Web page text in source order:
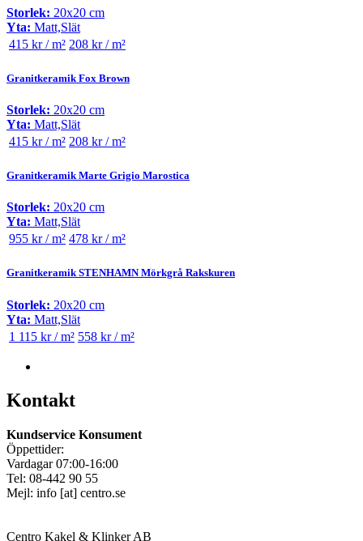
Storlek: 20x20 cm
Yta: Matt,Slät
415 kr / m² 208 kr / m²
Granitkeramik Fox Brown
Storlek: 20x20 cm
Yta: Matt,Slät
415 kr / m² 208 kr / m²
Granitkeramik Marte Grigio Marostica
Storlek: 20x20 cm
Yta: Matt,Slät
955 kr / m² 478 kr / m²
Granitkeramik STENHAMN Mörkgrå Rakskuren
Storlek: 20x20 cm
Yta: Matt,Slät
1 115 kr / m² 558 kr / m²
Kontakt
Kundservice Konsument
Öppettider:
Vardagar 07:00-16:00
Tel: 08-442 90 55
Mejl: info [at] centro.se
Centro Kakel & Klinker AB